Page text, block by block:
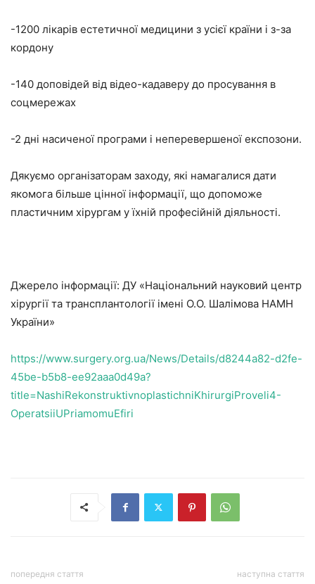
-1200 лікарів естетичної медицини з усієї країни і з-за
кордону
-140 доповідей від відео-кадаверу до просування в
соцмережах
-2 дні насиченої програми і неперевершеної експозони.
Дякуємо організаторам заходу, які намагалися дати
якомога більше цінної інформації, що допоможе
пластичним хірургам у їхній професійній діяльності.
Джерело інформації: ДУ «Національний науковий центр
хірургії та трансплантології імені О.О. Шалімова НАМН
України»
https://www.surgery.org.ua/News/Details/d8244a82-d2fe-
45be-b5b8-ee92aaa0d49a?
title=NashiRekonstruktivnoplastichniKhirurgiProveli4-
OperatsiiUPriamomuEfiri
попередня стаття наступна стаття